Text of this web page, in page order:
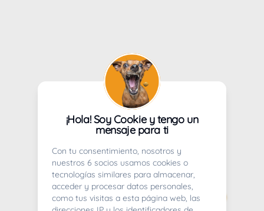
¡Hola! Soy Cookie y tengo un
mensaje para ti
Con tu consentimiento, nosotros y
nuestros 6 socios usamos cookies o
tecnologías similares para almacenar,
acceder y procesar datos personales,
como tus visitas a esta página web, las